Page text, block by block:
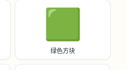
🟩
绿色方块